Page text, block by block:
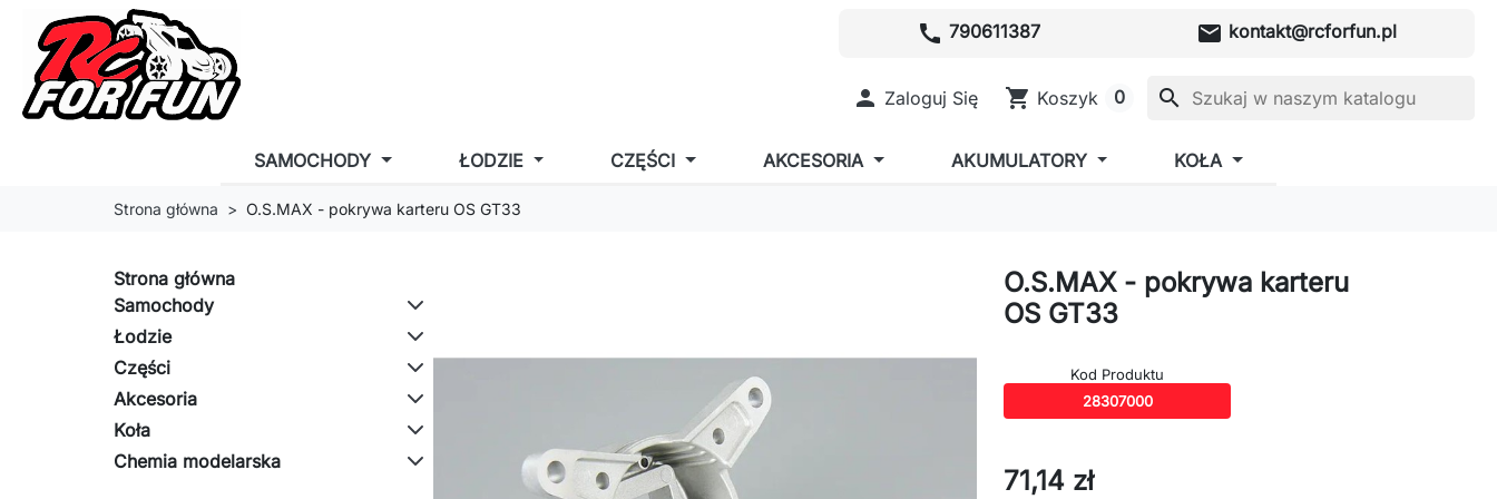
call 790611387 mail kontakt@rcforfun.pl
 Zaloguj Się shopping_cart Koszyk 0 search
SAMOCHODY ŁODZIE CZĘŚCI AKCESORIA AKUMULATORY KOŁA
Strona główna O.S.MAX - pokrywa karteru OS GT33
Strona główna
Samochody
Łodzie
Części
Akcesoria
Koła
Chemia modelarska
O.S.MAX - pokrywa karteru
OS GT33
Kod Produktu
28307000
71,14 zł